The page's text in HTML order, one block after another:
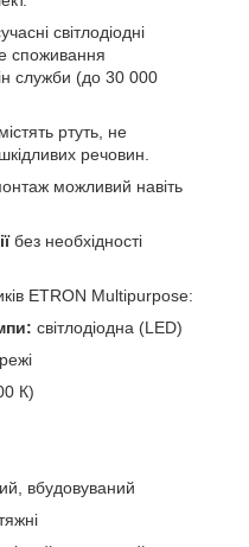
світлодіодні
споживання
служби (до 30 000
ртуть, не
речовин.
можливий навіть
без необхідності
ETRON Multipurpose:
світлодіодна (LED)
К)
вбудовуваний